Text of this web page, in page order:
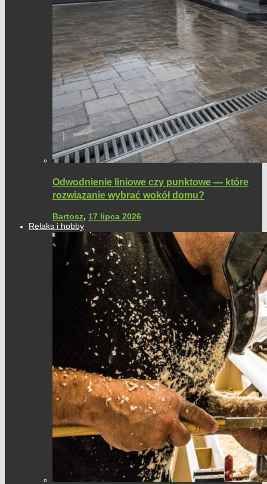
Odwodnienie liniowe czy punktowe — które
rozwiązanie wybrać wokół domu?
Bartosz, 17 lipca 2026
Relaks i hobby